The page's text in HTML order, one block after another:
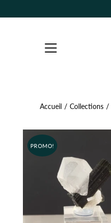
Accueil / Collections /
PROMO!